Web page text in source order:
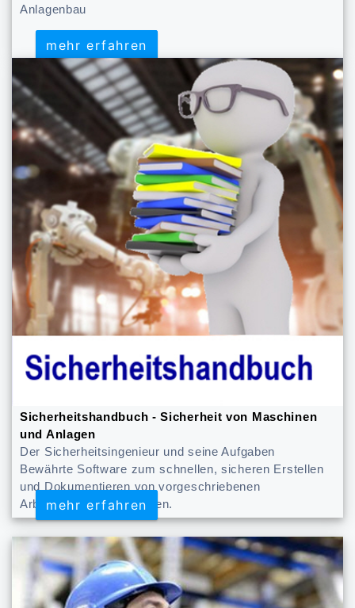
Anlagenbau
mehr erfahren
mehr erfahren
Sicherheitshandbuch - Sicherheit von Maschinen
und Anlagen
Der Sicherheitsingenieur und seine Aufgaben
Bewährte Software zum schnellen, sicheren Erstellen
und Dokumentieren von vorgeschriebenen
Arbeitsschutzmaßnahmen.
mehr erfahren
mehr erfahren